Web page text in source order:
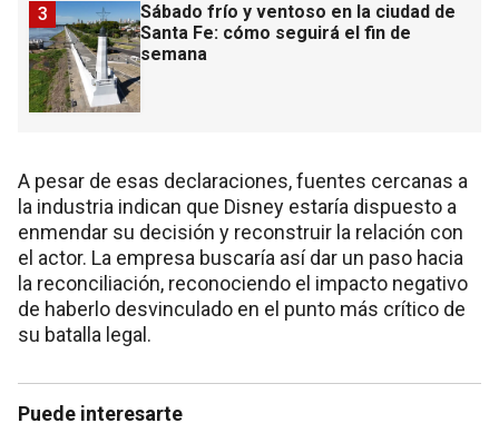
Sábado frío y ventoso en la ciudad de
Santa Fe: cómo seguirá el fin de
semana
3
A pesar de esas declaraciones, fuentes cercanas a
la industria indican que Disney estaría dispuesto a
enmendar su decisión y reconstruir la relación con
el actor. La empresa buscaría así dar un paso hacia
la reconciliación, reconociendo el impacto negativo
de haberlo desvinculado en el punto más crítico de
su batalla legal.
Puede interesarte